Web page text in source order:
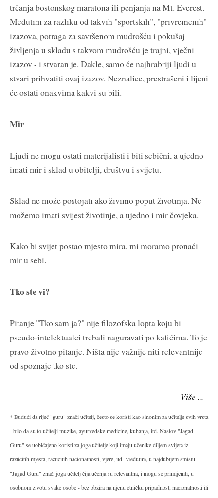
trčanja bostonskog maratona ili penjanja na Mt. Everest.
Međutim za razliku od takvih "sportskih", "privremenih"
izazova, potraga za savršenom mudrošću i pokušaj
življenja u skladu s takvom mudrošću je trajni, vječni
izazov - i stvaran je. Dakle, samo će najhrabriji ljudi u
stvari prihvatiti ovaj izazov. Neznalice, prestrašeni i lijeni
će ostati onakvima kakvi su bili.
Mir
Ljudi ne mogu ostati materijalisti i biti sebični, a ujedno
imati mir i sklad u obitelji, društvu i svijetu.
Sklad ne može postojati ako živimo poput životinja. Ne
možemo imati svijest životinje, a ujedno i mir čovjeka.
Kako bi svijet postao mjesto mira, mi moramo pronaći
mir u sebi.
Tko ste vi?
Pitanje "Tko sam ja?" nije filozofska lopta koju bi
pseudo-intelektualci trebali naguravati po kafićima. To je
pravo životno pitanje. Ništa nije važnije niti relevantnije
od spoznaje tko ste.
Više ...
* Budući da riječ "guru" znači učitelj, često se koristi kao sinonim za učitelje svih vrsta
- bilo da su to učitelji muzike, ayurvedske medicine, kuhanja, itd. Naslov "Jagad
Guru" se uobičajeno koristi za joga učitelje koji imaju učenike diljem svijeta iz
različitih mjesta, različitih nacionalnosti, vjere, itd. Međutim, u najdubljem smislu
"Jagad Guru" znači joga učitelj čija učenja su relevantna, i mogu se primijeniti, u
osobnom životu svake osobe - bez obzira na njenu etničku pripadnost, nacionalnosti ili